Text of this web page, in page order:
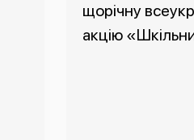
щорічну
акцію